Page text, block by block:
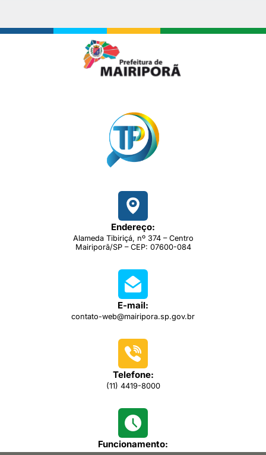
Endereço:
Alameda Tibiriçá, nº 374 – Centro
Mairiporã/SP – CEP: 07600-084
E-mail:
contato-web@mairipora.sp.gov.br
Telefone:
(11) 4419-8000
Funcionamento: